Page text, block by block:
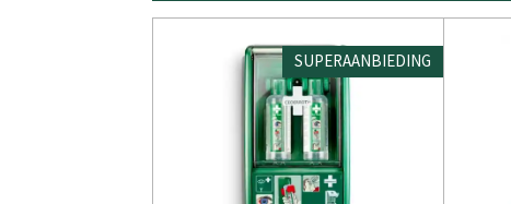
SUPERAANBIEDING